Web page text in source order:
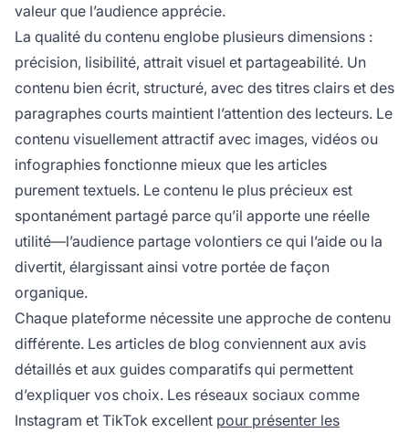
valeur que l’audience apprécie.
La qualité du contenu englobe plusieurs dimensions :
précision, lisibilité, attrait visuel et partageabilité. Un
contenu bien écrit, structuré, avec des titres clairs et des
paragraphes courts maintient l’attention des lecteurs. Le
contenu visuellement attractif avec images, vidéos ou
infographies fonctionne mieux que les articles
purement textuels. Le contenu le plus précieux est
spontanément partagé parce qu’il apporte une réelle
utilité—l’audience partage volontiers ce qui l’aide ou la
divertit, élargissant ainsi votre portée de façon
organique.
Chaque plateforme nécessite une approche de contenu
différente. Les articles de blog conviennent aux avis
détaillés et aux guides comparatifs qui permettent
d’expliquer vos choix. Les réseaux sociaux comme
Instagram et TikTok excellent pour présenter les